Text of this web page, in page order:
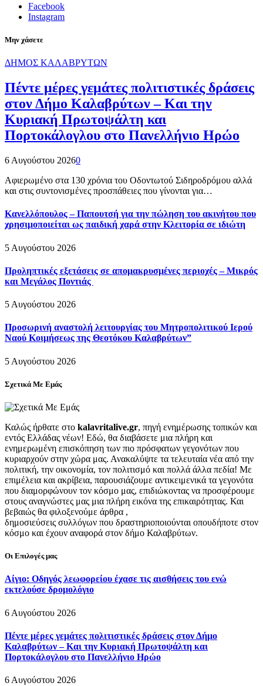
Facebook
Instagram
Μην χάσετε
ΔΗΜΟΣ ΚΑΛΑΒΡΥΤΩΝ
Πέντε μέρες γεμάτες πολιτιστικές δράσεις
στον Δήμο Καλαβρύτων – Και την
Κυριακή Πρωτοψάλτη και
Πορτοκάλογλου στο Πανελλήνιο Ηρώο
6 Αυγούστου 20260
Αφιερωμένο στα 130 χρόνια του Οδοντωτού Σιδηροδρόμου αλλά
και στις συντονισμένες προσπάθειες που γίνονται για…
Κανελλόπουλος – Παπουτσή για την πώληση του ακινήτου που
χρησιμοποιείται ως παιδική χαρά στην Κλειτορία σε ιδιώτη
5 Αυγούστου 2026
Προληπτικές εξετάσεις σε απομακρυσμένες περιοχές – Μικρός
και Μεγάλος Ποντιάς
5 Αυγούστου 2026
Προσωρινή αναστολή λειτουργίας του Μητροπολιτικού Ιερού
Ναού Κοιμήσεως της Θεοτόκου Καλαβρύτων”
5 Αυγούστου 2026
Σχετικά Με Εμάς
Καλώς ήρθατε στο kalavritalive.gr, πηγή ενημέρωσης τοπικών και
εντός Ελλάδας νέων! Εδώ, θα διαβάσετε μια πλήρη και
ενημερωμένη επισκόπηση των πιο πρόσφατων γεγονότων που
κυριαρχούν στην χώρα μας. Ανακαλύψτε τα τελευταία νέα από την
πολιτική, την οικονομία, τον πολιτισμό και πολλά άλλα πεδία! Με
επιμέλεια και ακρίβεια, παρουσιάζουμε αντικειμενικά τα γεγονότα
που διαμορφώνουν τον κόσμο μας, επιδιώκοντας να προσφέρουμε
στους αναγνώστες μας μια πλήρη εικόνα της επικαιρότητας. Και
βεβαιώς θα φιλοξενούμε άρθρα ,
δημοσιεύσεις συλλόγων που δραστηριοποιούνται οπουδήποτε στον
κόσμο και έχουν αναφορά στον δήμο Καλαβρύτων.
Οι Επιλογές μας
Αίγιο: Οδηγός λεωφορείου έχασε τις αισθήσεις του ενώ
εκτελούσε δρομολόγιο
6 Αυγούστου 2026
Πέντε μέρες γεμάτες πολιτιστικές δράσεις στον Δήμο
Καλαβρύτων – Και την Κυριακή Πρωτοψάλτη και
Πορτοκάλογλου στο Πανελλήνιο Ηρώο
6 Αυγούστου 2026